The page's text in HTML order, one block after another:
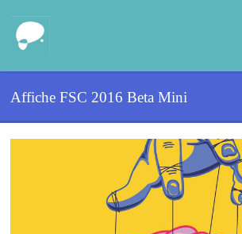
Affiche FSC 2016 Beta Mini